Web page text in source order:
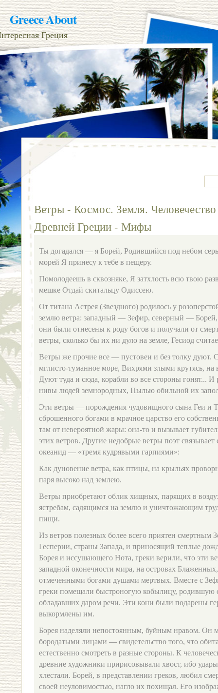
Greece About
Греция
Ветры - Космос. Земля.
Древней Греции - Мифы
Ты догадался — я Борей, Родившийся под небом
морей Я принесу к тебе в пещеру.
Помолодеешь в сквозняке, Я затхлость всю твою
мешке Отдай скитальцу Одиссею.
От титана Астрея (Звездного) родилось у
землю ветра: западный — Зефир, северный —
они были отнесены к роду богов и получали от
ветры, сколько бы их ни дуло на земле, Гесиод
Ветры же прочие все — пустовеи и без толку дуют.
мглисто-туманное море, Вихрями злыми крутясь,
Дуют туда и сюда, корабли во все стороны гонят... И
нивы людей земнородных, Пылью обильной их
Эти ветры — порождения чудовищного сына Геи и
сброшенного богами в мрачное царство его
там от невероятной жары: она-то и вызывает
этих ветров. Другие недобрые ветры поэт
океанид — «тремя кудрявыми гарпиями»:
Как дуновение ветра, как птицы, на крыльях
паря высоко над землею.
Ветры приобретают облик хищных, парящих в
ястребам, садящимся на землю и уничтожающим
пищи.
Из ветров полезных более всего приятен смертным
Гесперии, страны Запада, и приносящий теплые
Борея и иссушающего Нота, греки верили, что эти
западной оконечности мира, на островах
отмеченными богами душами мертвых. Вместе с
греки помещали быстроногую кобылицу, родившую
обладавших даром речи. Эти кони были подарены
выкормлены им.
Борея наделяли непостоянным, буйным нравом. Он
бородатыми лицами — свидетельство того, что
естественно смотреть в разные стороны. К
древние художники пририсовывали хвост, ибо
хлестали. Борей, в представлении греков, любил
своей неуловимостью, нагло их похищал. Его